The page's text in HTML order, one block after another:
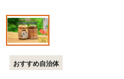
おすすめ自治体